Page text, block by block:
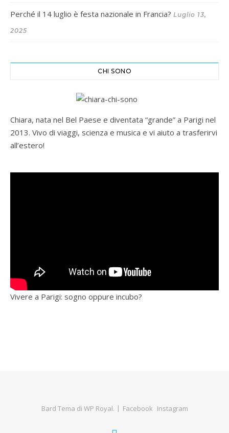
Perché il 14 luglio è festa nazionale in Francia? Luglio 13,
2025
CHI SONO
Chiara, nata nel Bel Paese e diventata “grande” a Parigi nel
2013. Vivo di viaggi, scienza e musica e vi aiuto a trasferirvi
all’estero!
Vivere a Parigi: sogno oppure incubo?
Bard Tema di WP Royal. Facebook Instagram